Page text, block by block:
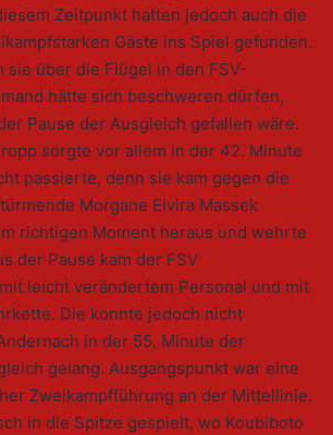
Zeitpunkt hatten jedoch auch die
Gäste ins Spiel gefunden.
sie über die Flügel in den FSV-
hätte sich beschweren dürfen,
Pause der Ausgleich gefallen wäre.
sorgte vor allem in der 42. Minute
passierte, denn sie kam gegen die
Morgane Elvira Massek
richtigen Moment heraus und wehrte
der Pause kam der FSV
leicht verändertem Personal und mit
Die konnte jedoch nicht
in der 55. Minute der
gelang. Ausgangspunkt war eine
Zweikampfführung an der Mittellinie.
in die Spitze gespielt, wo Koubiboto